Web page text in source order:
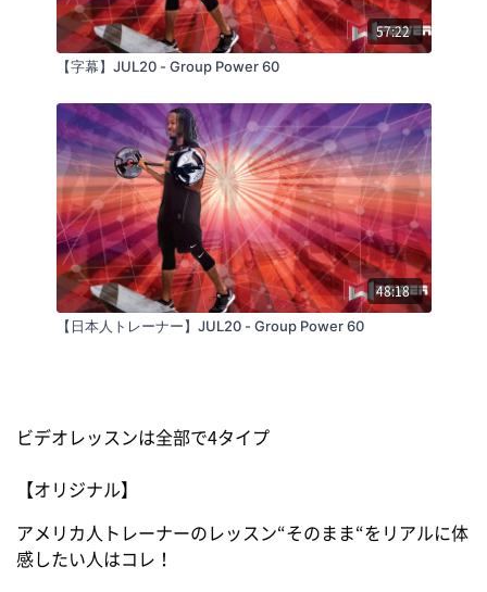
57:22
【字幕】JUL20 - Group Power 60
48:18
【日本人トレーナー】JUL20 - Group Power 60
ビデオレッスンは全部で4タイプ
【オリジナル】
アメリカ人トレーナーのレッスン“そのまま“をリアルに体
感したい人はコレ！